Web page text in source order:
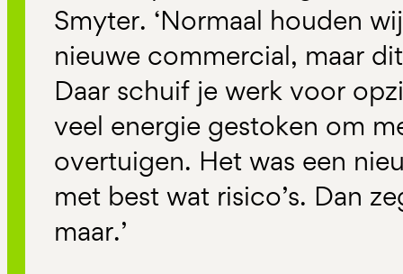
Smyter. ‘Normaal houden
nieuwe commercial, maar
Daar schuif je werk voor
veel energie gestoken om
overtuigen. Het was een
met best wat risico’s. Dan
maar.’